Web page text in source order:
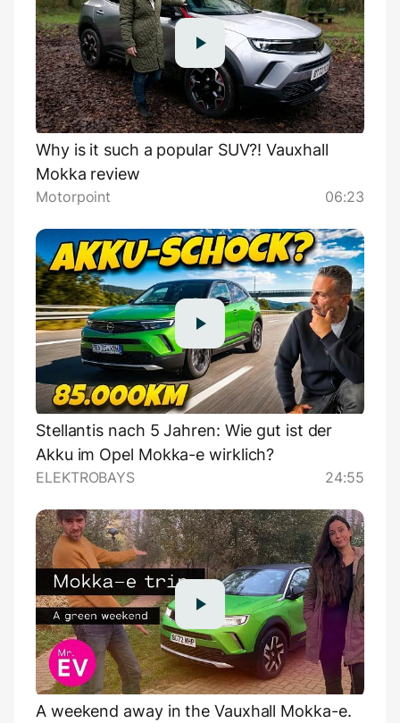
Why is it such a popular SUV?! Vauxhall
Mokka review
Motorpoint 06:23
Stellantis nach 5 Jahren: Wie gut ist der
Akku im Opel Mokka-e wirklich?
ELEKTROBAYS 24:55
A weekend away in the Vauxhall Mokka-e.